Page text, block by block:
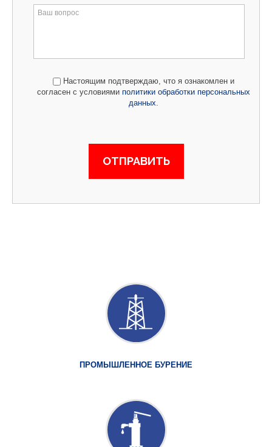
Настоящим подтверждаю, что я ознакомлен и
согласен с условиями политики обработки персональных
данных
ПРОМЫШЛЕННОЕ БУРЕНИЕ